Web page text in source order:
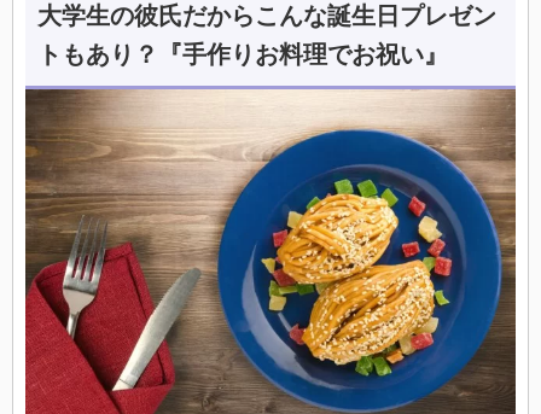
大学生の彼氏だからこんな誕生日プレゼン
トもあり？『手作りお料理でお祝い』